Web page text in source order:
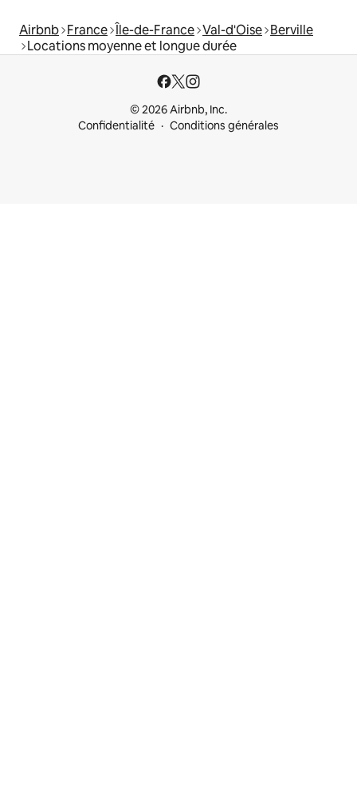
Airbnb France Île-de-France Val-d'Oise Berville
Locations moyenne et longue durée
© 2026 Airbnb, Inc.
Confidentialité
Conditions générales